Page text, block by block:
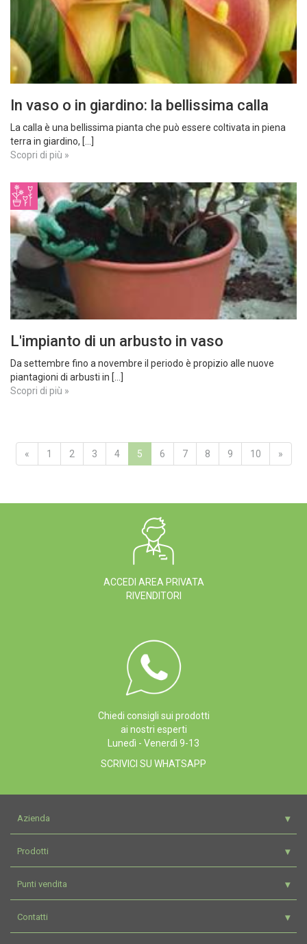
In vaso o in giardino: la bellissima calla
La calla è una bellissima pianta che può essere coltivata in piena
terra in giardino, [...]
Scopri di più »
L'impianto di un arbusto in vaso
Da settembre fino a novembre il periodo è propizio alle nuove
piantagioni di arbusti in [...]
Scopri di più »
« 1 2 3 4 5 6 7 8 9 10 »
ACCEDI AREA PRIVATA
RIVENDITORI
Chiedi consigli sui prodotti
ai nostri esperti
Lunedì - Venerdì 9-13
SCRIVICI SU WHATSAPP
Azienda
Prodotti
Punti vendita
Contatti